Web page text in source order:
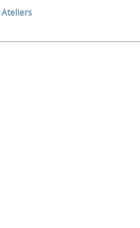
Ateliers